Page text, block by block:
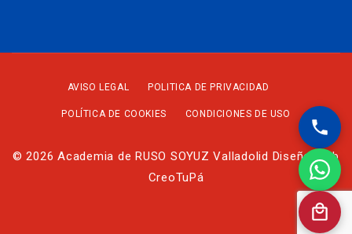
AVISO LEGAL POLITICA DE PRIVACIDAD
POLÍTICA DE COOKIES CONDICIONES DE USO
© 2026 Academia de RUSO SOYUZ Valladolid Diseño Web
CreoTuPá